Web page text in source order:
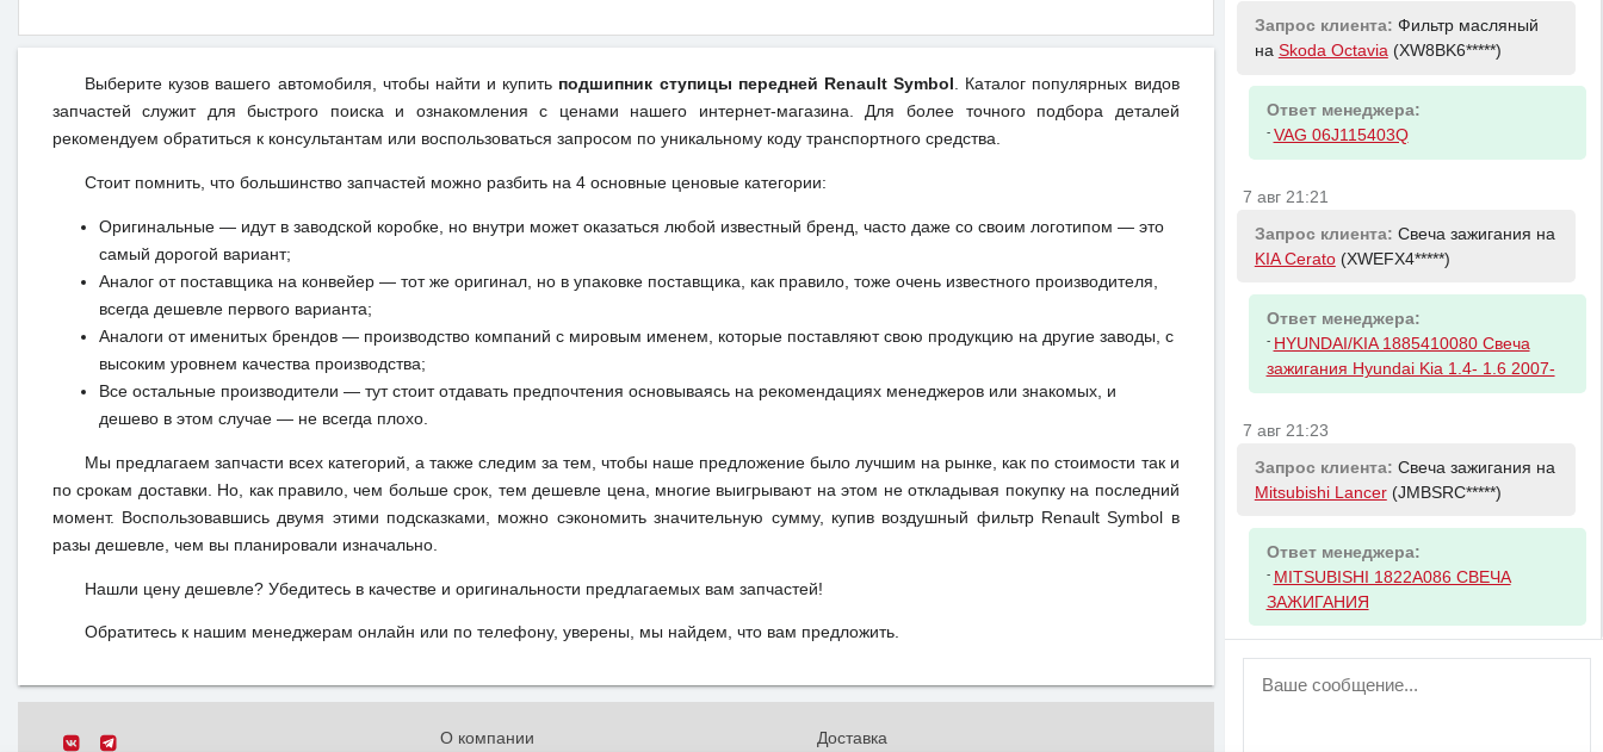
Выберите кузов вашего автомобиля, чтобы найти и купить подшипник ступицы передней Renault Symbol . Каталог популярных видов
запчастей служит для быстрого поиска и ознакомления с ценами нашего интернет-магазина. Для более точного подбора деталей
рекомендуем обратиться к консультантам или воспользоваться запросом по уникальному коду транспортного средства.
Стоит помнить, что большинство запчастей можно разбить на 4 основные ценовые категории:
Оригинальные — идут в заводской коробке, но внутри может оказаться любой известный бренд, часто даже со своим логотипом — это
самый дорогой вариант;
Аналог от поставщика на конвейер — тот же оригинал, но в упаковке поставщика, как правило, тоже очень известного производителя,
всегда дешевле первого варианта;
Аналоги от именитых брендов — производство компаний с мировым именем, которые поставляют свою продукцию на другие заводы, с
высоким уровнем качества производства;
Все остальные производители — тут стоит отдавать предпочтения основываясь на рекомендациях менеджеров или знакомых, и
дешево в этом случае — не всегда плохо.
Мы предлагаем запчасти всех категорий, а также следим за тем, чтобы наше предложение было лучшим на рынке, как по стоимости так и
по срокам доставки. Но, как правило, чем больше срок, тем дешевле цена, многие выигрывают на этом не откладывая покупку на последний
момент. Воспользовавшись двумя этими подсказками, можно сэкономить значительную сумму, купив воздушный фильтр Renault Symbol в
разы дешевле, чем вы планировали изначально.
Нашли цену дешевле? Убедитесь в качестве и оригинальности предлагаемых вам запчастей!
Обратитесь к нашим менеджерам онлайн или по телефону, уверены, мы найдем, что вам предложить.
О компании Доставка
Запрос клиента: Фильтр масляный
на Skoda Octavia (XW8BK6*****)
Ответ менеджера:
- VAG 06J115403Q
7 авг 21:21
Запрос клиента: Свеча зажигания на
KIA Cerato(XWEFX4*****)
Ответ менеджера:
- HYUNDAI/KIA 1885410080 Свеча
зажигания Hyundai Kia 1.4- 1.6 2007-
7 авг 21:23
Запрос клиента: Свеча зажигания на
Mitsubishi Lancer(JMBSRC*****)
Ответ менеджера:
- MITSUBISHI 1822A086 СВЕЧА
ЗАЖИГАНИЯ
ВНИМАНИЕ!